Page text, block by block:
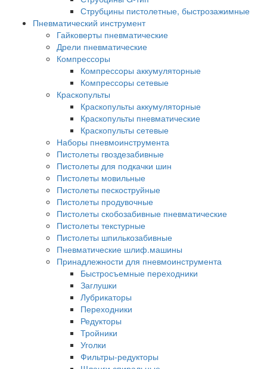
Струбцины пистолетные, быстрозажимные
Пневматический инструмент
Гайковерты пневматические
Дрели пневматические
Компрессоры
Компрессоры аккумуляторные
Компрессоры сетевые
Краскопульты
Краскопульты аккумуляторные
Краскопульты пневматические
Краскопульты сетевые
Наборы пневмоинструмента
Пистолеты гвоздезабивные
Пистолеты для подкачки шин
Пистолеты мовильные
Пистолеты пескоструйные
Пистолеты продувочные
Пистолеты скобозабивные пневматические
Пистолеты текстурные
Пистолеты шпилькозабивные
Пневматические шлиф.машины
Принадлежности для пневмоинструмента
Быстросъемные переходники
Заглушки
Лубрикаторы
Переходники
Редукторы
Тройники
Уголки
Фильтры-редукторы